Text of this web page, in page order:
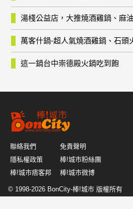
湯棧公益店，大推燒酒雞鍋、麻
萬客什鍋-超人氣燒酒雞鍋、石頭
這一鍋台中崇德殿火鍋吃到飽
聯絡我們
免責聲明
隱私權政策
棒!城市粉絲團
棒!城市痞客邦
棒!城市微博
© 1998-2026 BonCity-棒!城市 版權所有